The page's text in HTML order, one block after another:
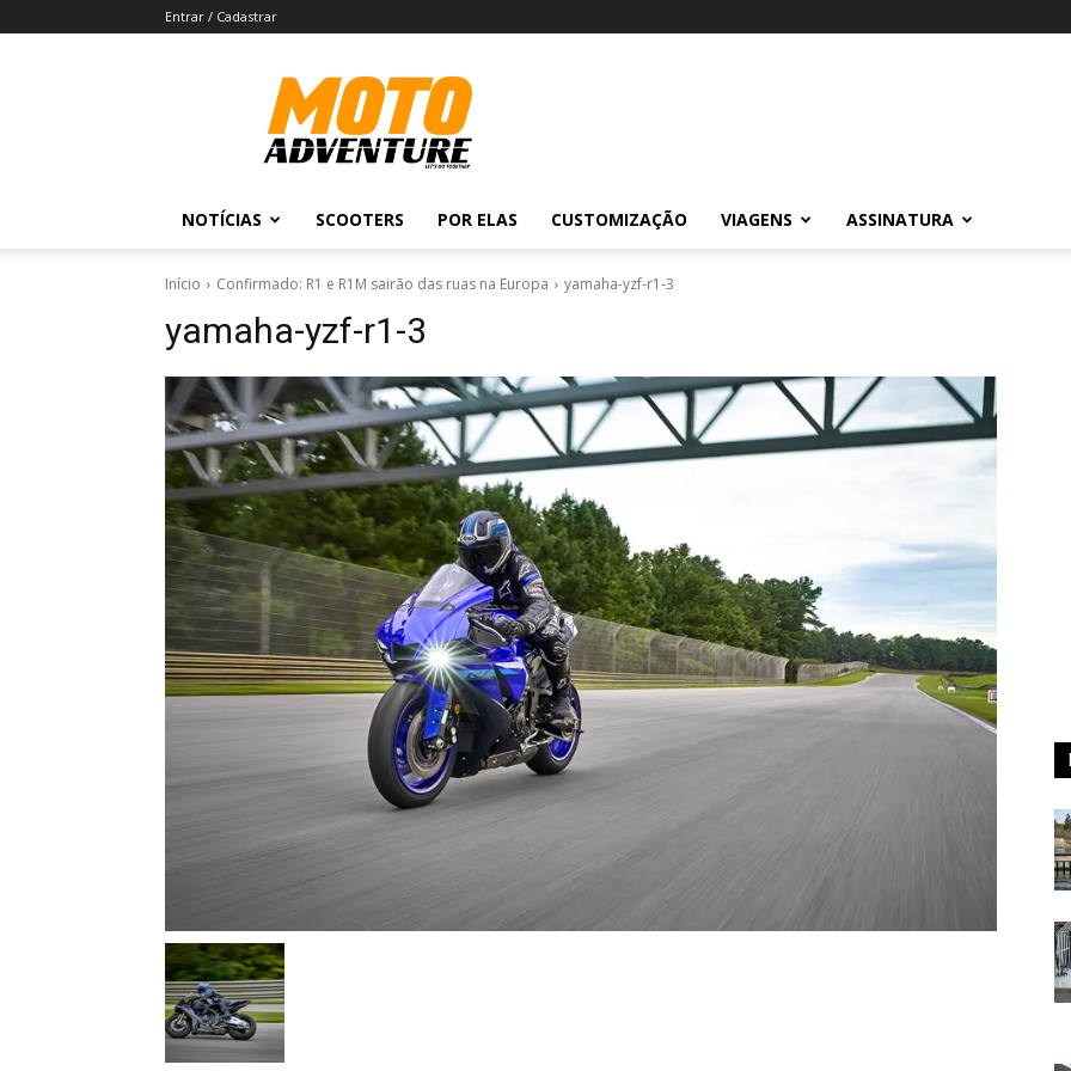
Entrar / Cadastrar
Revista
Moto
Adventure
NOTÍCIAS SCOOTERS POR ELAS CUSTOMIZAÇÃO VIAGENS ASSINATURA
Início Confirmado: R1 e R1M sairão das ruas na Europa yamaha-yzf-r1-3
yamaha-yzf-r1-3